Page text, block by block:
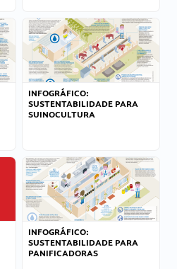
INFOGRÁFICO:
SUSTENTABILIDADE PARA
SUINOCULTURA
INFOGRÁFICO:
SUSTENTABILIDADE PARA
PANIFICADORAS